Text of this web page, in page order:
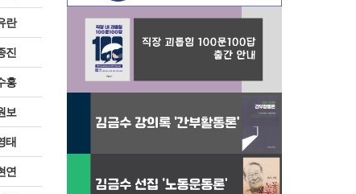
란
진
홍
보
태
연